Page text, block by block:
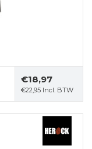
€18,97
€22,95 Incl. BTW